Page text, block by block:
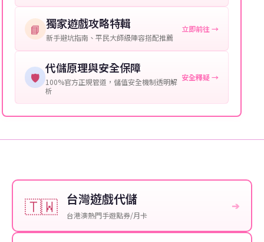
保您盡享遊戲樂趣！
📘 獨家遊戲攻略特輯
新手避坑指南、平民大師級陣容搭配推薦
立即前往 →
🛡️
代儲原理與安全保障
100%官方正規管道，儲值安全機制透明解
析
安全釋疑 →
🇹🇼 台灣遊戲代儲
台港澳熱門手遊點券/月卡
➔